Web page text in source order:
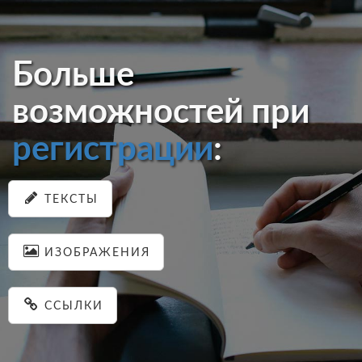
Больше
возможностей при
регистрации:
ТЕКСТЫ
ИЗОБРАЖЕНИЯ
ССЫЛКИ